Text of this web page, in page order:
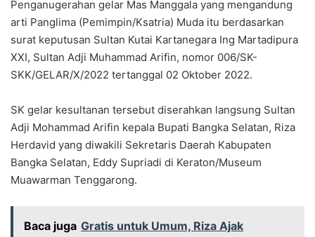
Penganugerahan gelar Mas Manggala yang mengandung
arti Panglima (Pemimpin/Ksatria) Muda itu berdasarkan
surat keputusan Sultan Kutai Kartanegara Ing Martadipura
XXI, Sultan Adji Muhammad Arifin, nomor 006/SK-
SKK/GELAR/X/2022 tertanggal 02 Oktober 2022.
SK gelar kesultanan tersebut diserahkan langsung Sultan
Adji Mohammad Arifin kepala Bupati Bangka Selatan, Riza
Herdavid yang diwakili Sekretaris Daerah Kabupaten
Bangka Selatan, Eddy Supriadi di Keraton/Museum
Muawarman Tenggarong.
Baca juga Gratis untuk Umum, Riza Ajak